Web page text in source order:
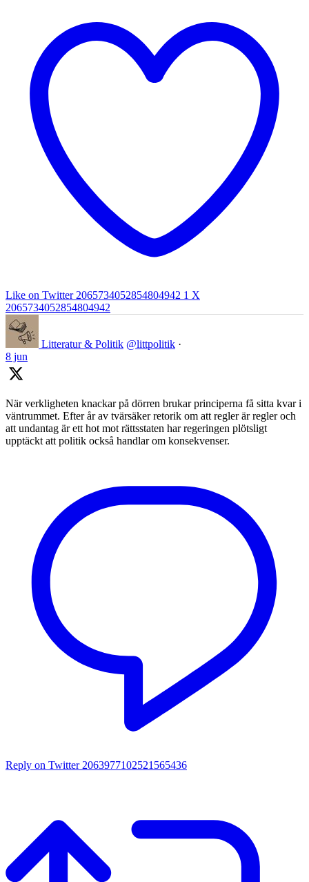
Like on Twitter 2065734052854804942 1 X
2065734052854804942
Litteratur & Politik @littpolitik ·
8 jun
När verkligheten knackar på dörren brukar principerna få sitta kvar i
väntrummet. Efter år av tvärsäker retorik om att regler är regler och
att undantag är ett hot mot rättsstaten har regeringen plötsligt
upptäckt att politik också handlar om konsekvenser.
Reply on Twitter 2063977102521565436